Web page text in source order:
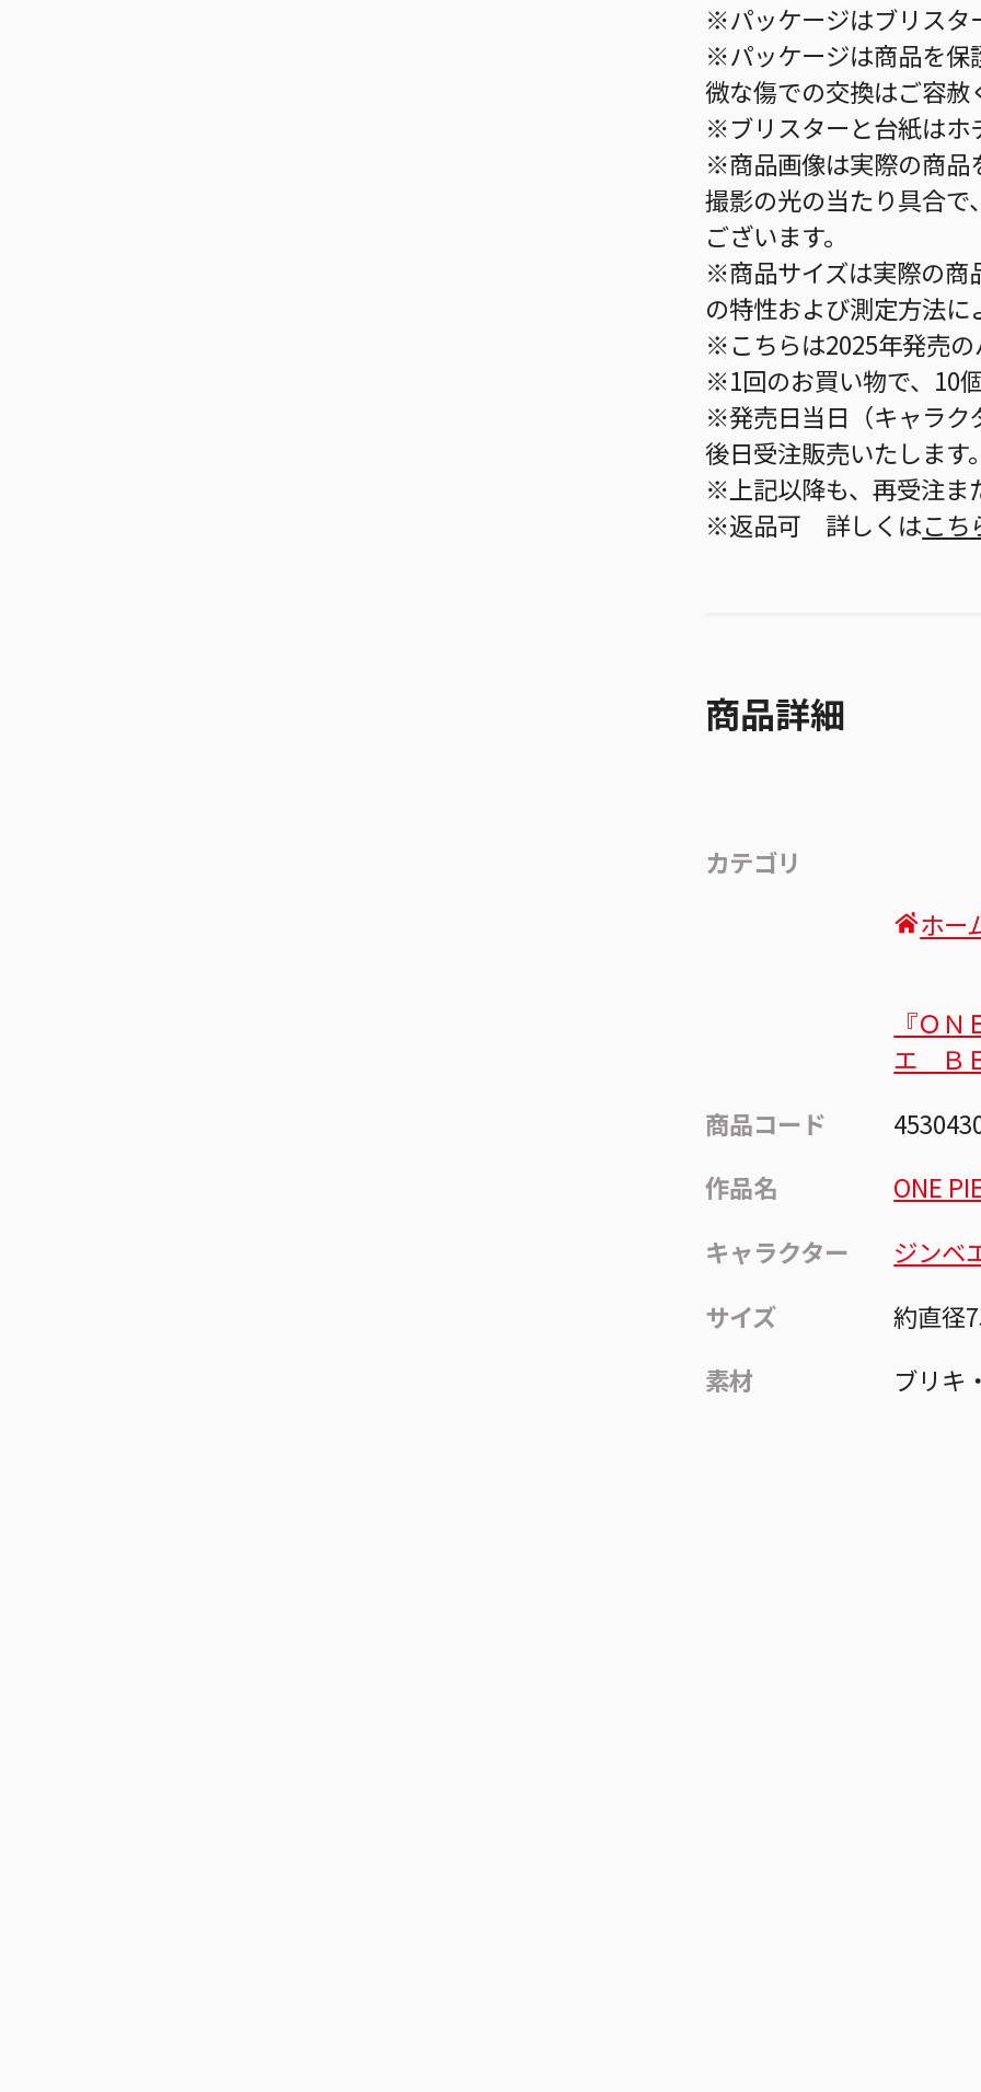
※パッケージはブリスタ
※パッケージは商品を保
微な傷での交換はご容赦
※ブリスターと台紙はホ
※商品画像は実際の商品
撮影の光の当たり具合
ございます。
※商品サイズは実際の商
の特性および測定方法
※こちらは2025年発売
※1回のお買い物で、10
※発売日当日（キャラク
後日受注販売いたします
※上記以降も、再受注ま
※返品可 詳しくはこち
商品詳細
カテゴリ
ホー
『Ｏ
エ Ｂ
商品コード
作品名
ONE
キャラクター
ジンベ
サイズ
約直径
素材
ブリキ